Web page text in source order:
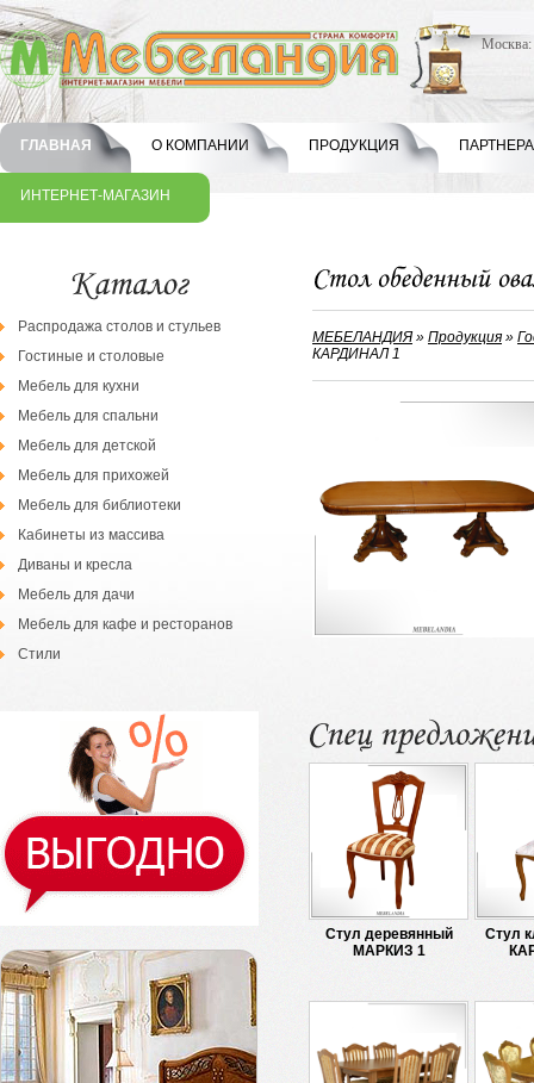
Москва:
ГЛАВНАЯ О КОМПАНИИ ПРОДУКЦИЯ
ИНТЕРНЕТ-МАГАЗИН
Распродажа столов и стульев
Гостиные и столовые
Мебель для кухни
Мебель для спальни
Мебель для детской
Мебель для прихожей
Мебель для библиотеки
Кабинеты из массива
Диваны и кресла
Мебель для дачи
Мебель для кафе и ресторанов
Стили
МЕБЕЛАНДИЯ» Продукция »
КАРДИНАЛ 1
Стул деревянный
МАРКИЗ 1
Стул